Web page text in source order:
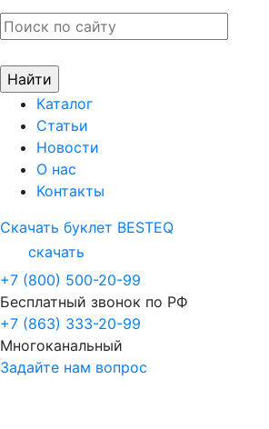
Каталог
Статьи
Новости
О нас
Контакты
Скачать буклет BESTEQ
скачать
+7 (800) 500-20-99
Бесплатный звонок по РФ
+7 (863) 333-20-99
Многоканальный
Задайте нам вопрос